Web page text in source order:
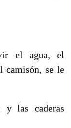
el agua, el
camisón, se le
y las caderas